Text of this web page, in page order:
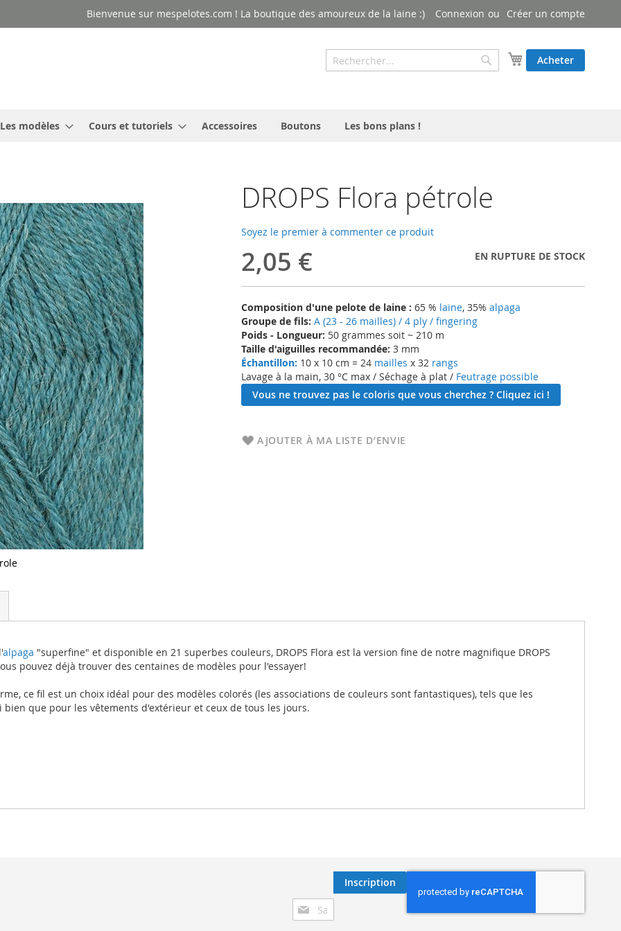
Bienvenue sur mespelotes.com ! La boutique des amoureux de la laine :) Connexion Créer un compte
Mon panier
Acheter
Rechercher
Rechercher
Les modèles Cours et tutoriels Accessoires Boutons Les bons plans !
DROPS Flora pétrole
Soyez le premier à commenter ce produit
2,05 € EN RUPTURE DE STOCK
Composition d'une pelote de laine : 65 % laine, 35% alpaga
Groupe de fils: A (23 - 26 mailles) / 4 ply / fingering
Poids - Longueur: 50 grammes soit ~ 210 m
Taille d'aiguilles recommandée: 3 mm
Échantillon: 10 x 10 cm = 24 mailles x 32 rangs
Lavage à la main, 30 °C max / Séchage à plat / Feutrage possible
Vous ne trouvez pas le coloris que vous cherchez ? Cliquez ici !
AJOUTER À MA LISTE D’ENVIE
alpaga "superfine" et disponible en 21 superbes couleurs, DROPS Flora est la version fine de notre magnifique DROPS
pouvez déjà trouver des centaines de modèles pour l'essayer!
ce fil est un choix idéal pour des modèles colorés (les associations de couleurs sont fantastiques), tels que les
que pour les vêtements d'extérieur et ceux de tous les jours.
Inscription
à
Inscription